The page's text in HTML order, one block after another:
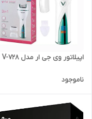
اپیلاتور وی جی ار مدل V-728
ناموجود